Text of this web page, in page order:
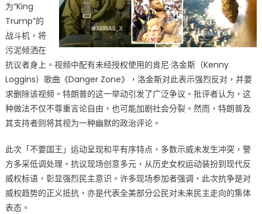
为“King
Trump”的
战斗机，将
污泥倾洒在
抗议者身上。视频中配有未经授权使用的肯尼·洛金斯（Kenny
Loggins）歌曲《Danger Zone》，洛金斯对此表示强烈反对，并要
求删除该视频。特朗普的这一举动引发了广泛争议。批评者认为，这
种做法不仅不尊重言论自由，也可能加剧社会分裂。然而，特朗普及
其支持者则将其视为一种幽默的政治评论。
此次「不要国王」运动呈现和平有序特点，多数示威未发生冲突，警
方多采低调处理。抗议现场创意多元，从历史女权运动装扮到现代反
威权标语，彰显强烈民主意识。许多现场参加者强调，此次抗争是对
威权趋势的正义抵抗，亦是代表全美部分公民对未来民主走向的集体
表态。​​